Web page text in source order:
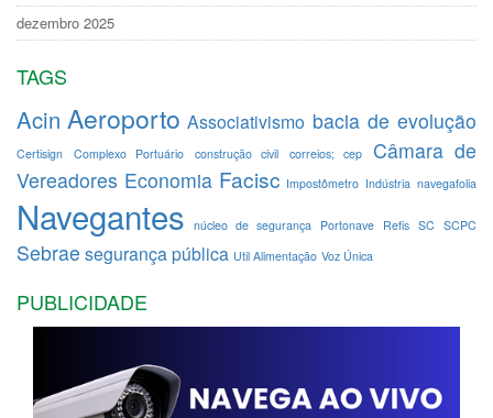
dezembro 2025
TAGS
Acin Aeroporto Associativismo bacia de evolução
Certisign Complexo Portuário construção civil correios; cep
Câmara de
Vereadores Economia Facisc Impostômetro Indústria navegafolia
Navegantes núcleo de segurança Portonave Refis SC SCPC
Sebrae segurança pública Util Alimentação Voz Única
PUBLICIDADE